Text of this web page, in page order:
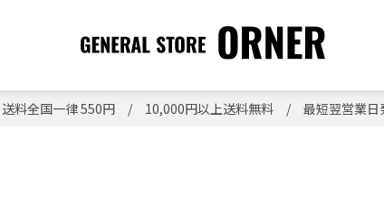
送料全国一律 550円 / 10,000円以上送料無料 / 最短翌営業日